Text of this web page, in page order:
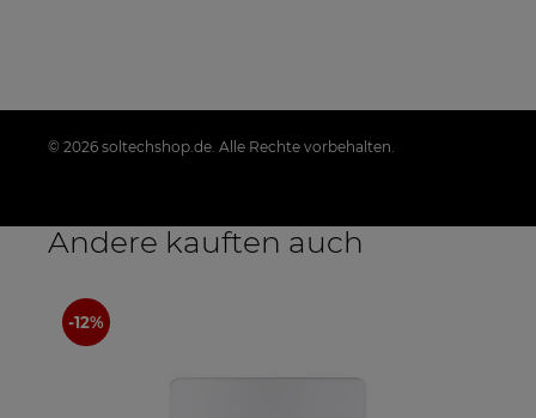
© 2026 soltechshop.de. Alle Rechte vorbehalten.
Andere kauften auch